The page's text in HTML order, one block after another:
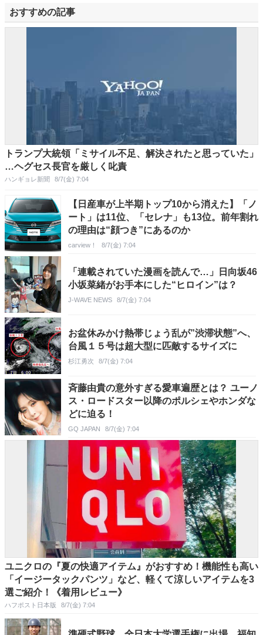
おすすめの記事
トランプ大統領「ミサイル不足、解決されたと思っていた」
…ヘグセス長官を厳しく叱責
ハンギョレ新聞 8/7(金) 7:04
【日産車が上半期トップ10から消えた】「ノ
ート」は11位、「セレナ」も13位。前年割れ
の理由は“顔つき”にあるのか
carview！ 8/7(金) 7:04
「連載されていた漫画を読んで…」日向坂46
小坂菜緒がお手本にした“ヒロイン”は？
J-WAVE NEWS 8/7(金) 7:04
お盆休みかけ熱帯じょう乱が”渋滞状態”へ、
台風１５号は超大型に匹敵するサイズに
杉江勇次 8/7(金) 7:04
斉藤由貴の意外すぎる愛車遍歴とは？ ユーノ
ス・ロードスター以降のポルシェやホンダな
どに迫る！
GQ JAPAN 8/7(金) 7:04
ユニクロの『夏の快適アイテム』がおすすめ！機能性も高い
「イージータックパンツ」など、軽くて涼しいアイテムを3
選ご紹介！《着用レビュー》
ハフポスト日本版 8/7(金) 7:04